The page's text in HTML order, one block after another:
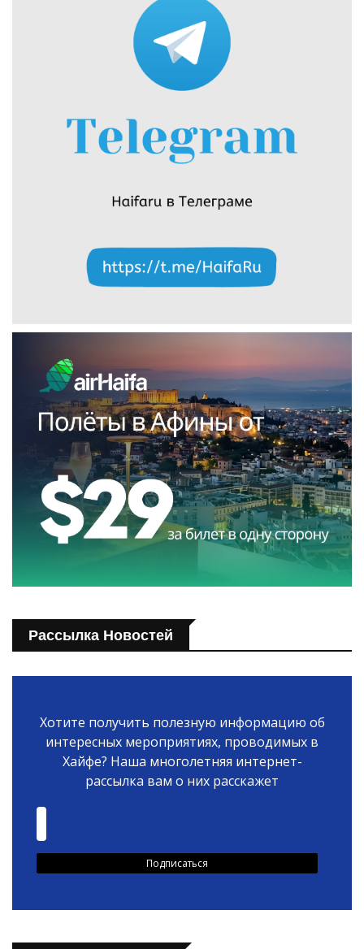
Рассылка Новостей
Хотите получить полезную информацию об
интересных мероприятиях, проводимых в
Хайфе? Наша многолетняя интернет-
рассылка вам о них расскажет